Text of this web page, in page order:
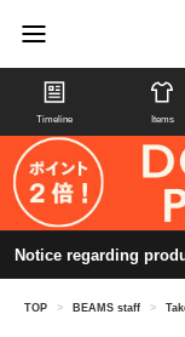
Timeline Items
Notice regarding
TOP > BEAMS staff >